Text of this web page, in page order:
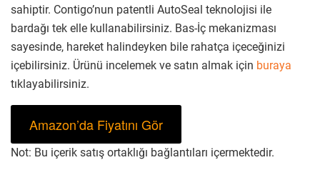
sahiptir. Contigo’nun patentli AutoSeal teknolojisi ile
bardağı tek elle kullanabilirsiniz. Bas-İç mekanizması
sayesinde, hareket halindeyken bile rahatça içeceğinizi
içebilirsiniz. Ürünü incelemek ve satın almak için buraya
tıklayabilirsiniz.
Amazon’da Fiyatını Gör
Not: Bu içerik satış ortaklığı bağlantıları içermektedir.